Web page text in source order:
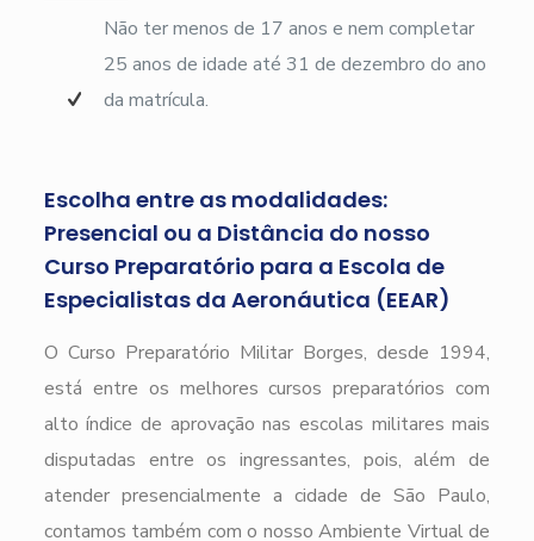
Não ter menos de 17 anos e nem completar
25 anos de idade até 31 de dezembro do ano
da matrícula.
Escolha entre as modalidades:
Presencial ou a Distância do nosso
Curso Preparatório para a Escola de
Especialistas da Aeronáutica (EEAR)
O Curso Preparatório Militar Borges, desde 1994,
está entre os melhores cursos preparatórios com
alto índice de aprovação nas escolas militares mais
disputadas entre os ingressantes, pois, além de
atender presencialmente a cidade de São Paulo,
contamos também com o nosso Ambiente Virtual de